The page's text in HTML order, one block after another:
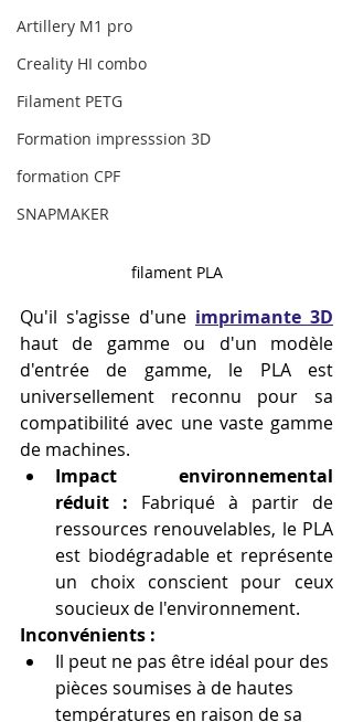
Artillery M1 pro
Creality HI combo
Filament PETG
Formation impresssion 3D
formation CPF
SNAPMAKER
filament PLA
Qu'il s'agisse d'une imprimante 3D
haut de gamme ou d'un modèle
d'entrée de gamme, le PLA est
universellement reconnu pour sa
compatibilité avec une vaste gamme
de machines.
Impact environnemental
réduit : Fabriqué à partir de
ressources renouvelables, le PLA
est biodégradable et représente
un choix conscient pour ceux
soucieux de l'environnement.
Inconvénients :
Il peut ne pas être idéal pour des
pièces soumises à de hautes
températures en raison de sa